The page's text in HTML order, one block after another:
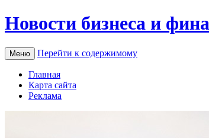
Новости бизнеса и
Меню Перейти к содержимому
Главная
Карта сайта
Реклама